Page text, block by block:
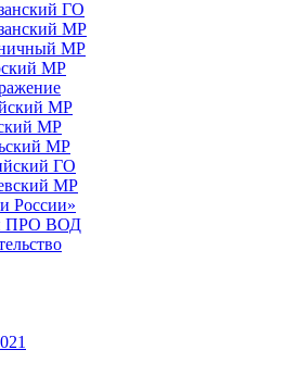
ГО
МР
МР
МР
МР
МР
МР
ГО
МР
России»
ПРО ВОД